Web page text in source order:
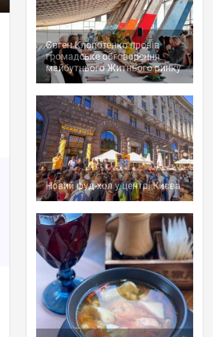
Євген Клопотенко провів
громадське обговорення
майбутнього Житнього ринку
Новий фуд-хол у центрі Києва